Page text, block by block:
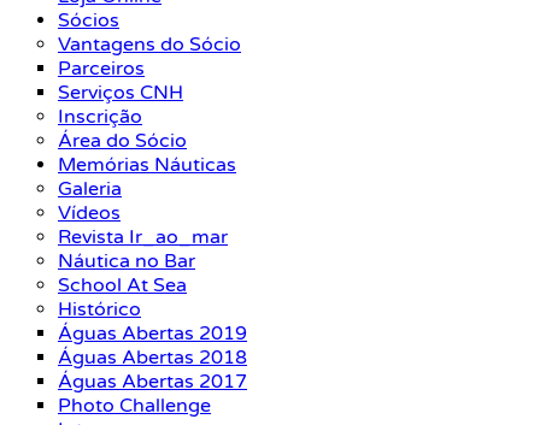
Sócios
Vantagens do Sócio
Parceiros
Serviços CNH
Inscrição
Área do Sócio
Memórias Náuticas
Galeria
Vídeos
Revista Ir_ao_mar
Náutica no Bar
School At Sea
Histórico
Águas Abertas 2019
Águas Abertas 2018
Águas Abertas 2017
Photo Challenge